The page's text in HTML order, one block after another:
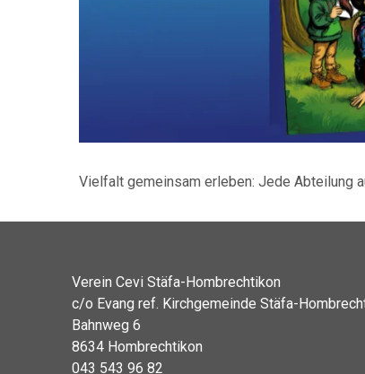
Vielfalt gemeinsam erleben: Jede Abteilung
Verein Cevi Stäfa-Hombrechtikon
c/o Evang ref. Kirchgemeinde Stäfa-
Bahnweg 6
8634 Hombrechtikon
043 543 96 82